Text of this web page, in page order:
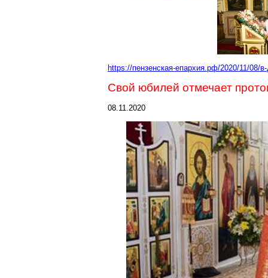
https://пензенская-епархия.рф/2020/11/08/
Свой юбилей отмечает
08.11.2020